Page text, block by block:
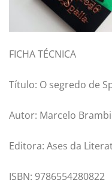
FICHA TÉCNICA
Título: O segredo de
Autor: Marcelo
Editora: Ases da
ISBN: 9786554280822